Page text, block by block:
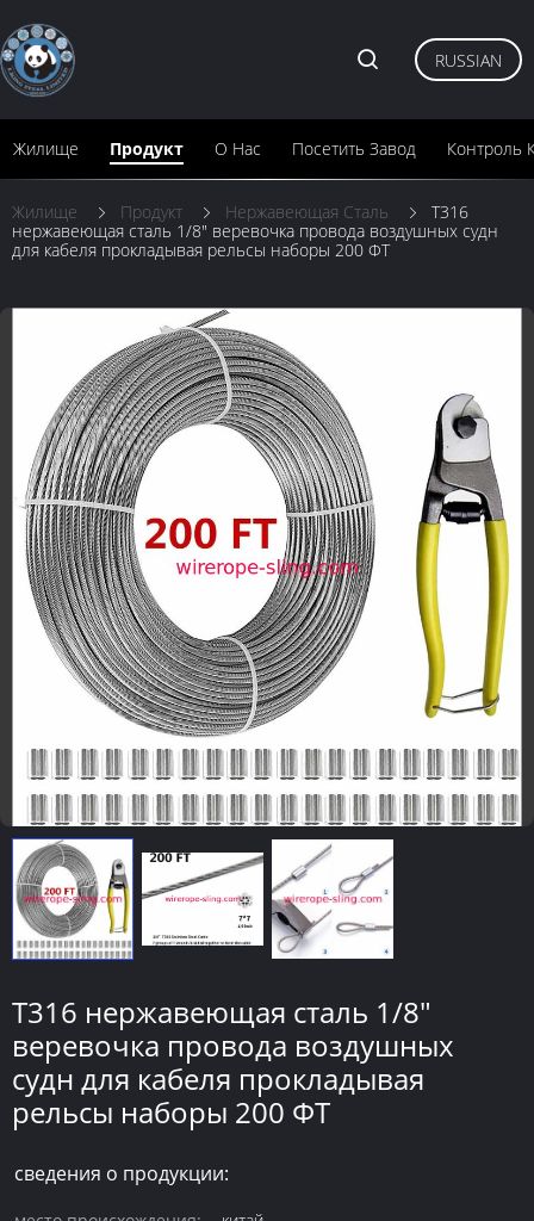
Жилище Продукт О Нас Посетить Завод Контроль
RUSSIAN
Жилище Продукт Нержавеющая Сталь
Т316
нержавеющая сталь 1/8" веревочка провода воздушных судн
для кабеля прокладывая рельсы наборы 200 ФТ
Т316 нержавеющая сталь 1/8"
веревочка провода воздушных
судн для кабеля прокладывая
рельсы наборы 200 ФТ
сведения о продукции: